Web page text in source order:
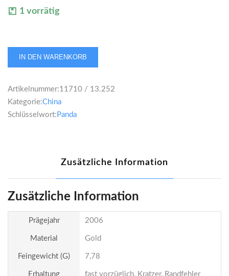
1 vorrätig
China
Yuan
2006
1/4
IN DEN WARENKORB
Artikelnummer:11710 / 13.252
Kategorie:China
Schlüsselwort: Panda
Zusätzliche Information
Zusätzliche Information
Prägejahr 2006
Material Gold
Feingewicht (g) 7,78
Erhaltung fast vorzüglich, Kratzer, Randfehler